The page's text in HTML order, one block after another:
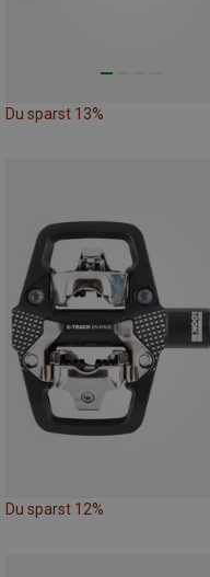
Du sparst 13%
Du sparst 12%